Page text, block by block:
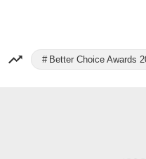
Better Choice Awards